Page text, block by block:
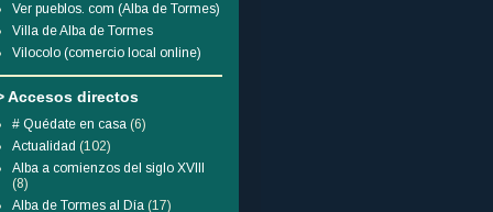
Ver pueblos. com (Alba de Tormes)
Villa de Alba de Tormes
Vilocolo (comercio local online)
Accesos directos
# Quédate en casa (6)
Actualidad (102)
Alba a comienzos del siglo XVIII
(8)
Alba de Tormes al Día (17)